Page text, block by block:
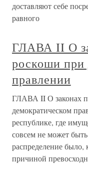
доставляют себе
равного
ГЛАВА II О
роскоши при
правлении
ГЛАВА II О законах
демократическом
республике, где
совсем не может
распределение было,
причиной